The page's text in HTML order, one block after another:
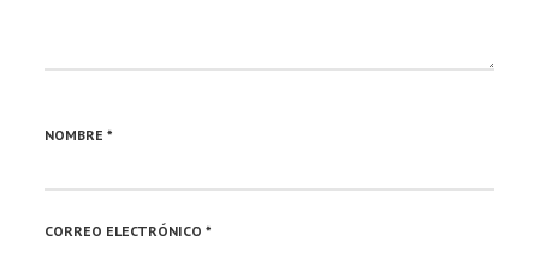
NOMBRE*
CORREO ELECTRÓNICO*